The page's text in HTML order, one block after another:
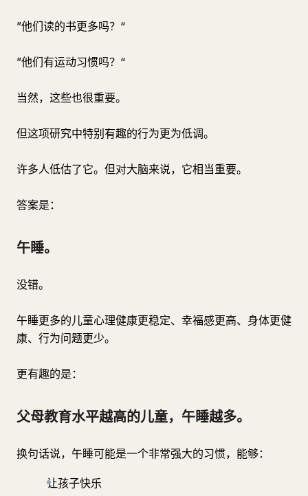
”他们读的书更多吗？“
”他们有运动习惯吗？“
当然，这些也很重要。
但这项研究中特别有趣的行为更为低调。
许多人低估了它。但对大脑来说，它相当重要。
答案是：
午睡。
没错。
午睡更多的儿童心理健康更稳定、幸福感更高、身体更健
康、行为问题更少。
更有趣的是：
父母教育水平越高的儿童，午睡越多。
换句话说，午睡可能是一个非常强大的习惯，能够：
让孩子快乐